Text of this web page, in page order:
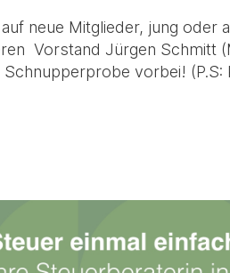
neue Mitglieder, jung oder
Vorstand Jürgen Schmitt
vorbei!